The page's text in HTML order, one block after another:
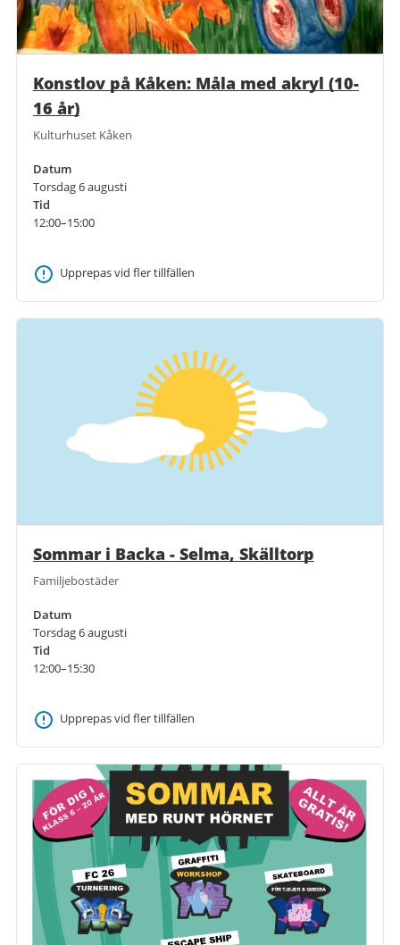
Konstlov på Kåken: Måla med akryl (10-
16 år)
Kulturhuset Kåken
Datum
Torsdag 6 augusti
Tid
12:00–15:00
Upprepas vid fler tillfällen
Sommar i Backa - Selma, Skälltorp
Familjebostäder
Datum
Torsdag 6 augusti
Tid
12:00–15:30
Upprepas vid fler tillfällen